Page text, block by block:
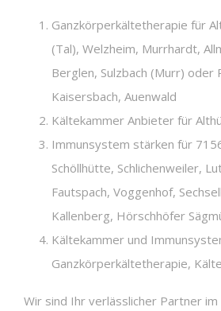
Ganzkörperkältetherapie für
(Tal), Welzheim, Murrhardt,
Berglen, Sulzbach (Murr) oder
Kaisersbach, Auenwald
Kältekammer Anbieter für
Immunsystem stärken für
Schöllhütte, Schlichenweiler,
Fautspach, Voggenhof,
Kallenberg, Hörschhöfer
Kältekammer und
Ganzkörperkältetherapie,
Wir sind Ihr verlässlicher Partner